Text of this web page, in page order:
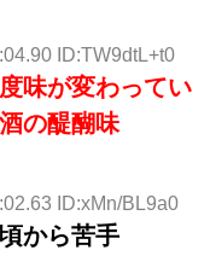
ID:TW9dtL+t0
味が変わってい
の醍醐味
ID:xMn/BL9a0
から苦手